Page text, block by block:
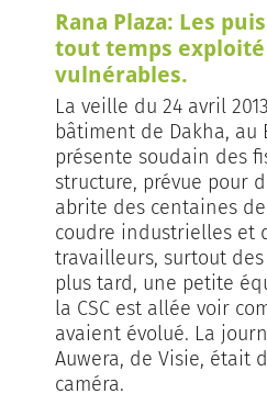
Rana Plaza: Les
tout temps
vulnérables.
La veille du 24 avril
bâtiment de Dakha, au
présente soudain des
structure, prévue pour
abrite des centaines
coudre industrielles et
travailleurs, surtout
plus tard, une petite
la CSC est allée voir
avaient évolué. La
Auwera, de Visie, était
caméra.